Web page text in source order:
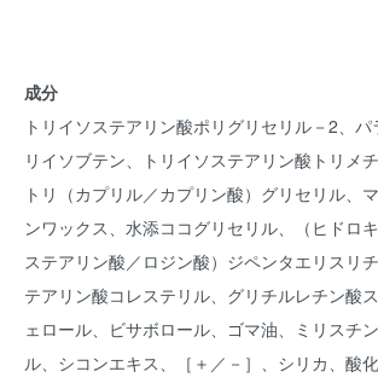
成分
トリイソステアリン酸ポリグリセリル－2、
リイソブテン、トリイソステアリン酸トリメ
トリ（カプリル／カプリン酸）グリセリル、
ンワックス、水添ココグリセリル、（ヒドロ
ステアリン酸／ロジン酸）ジペンタエリスリ
テアリン酸コレステリル、グリチルレチン酸
ェロール、ビサボロール、ゴマ油、ミリスチ
ル、シコンエキス、［＋／－］、シリカ、酸